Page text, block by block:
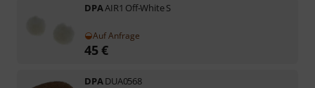
DPAAIR1 Off-White S
Auf Anfrage
45€
DPADUA0568